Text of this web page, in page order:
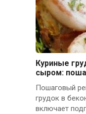
Куриные
сыром:
Пошаговый
грудок в
включает